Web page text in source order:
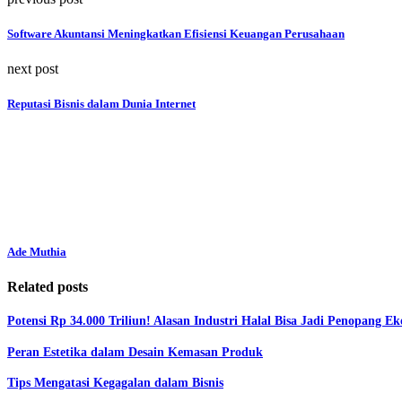
Software Akuntansi Meningkatkan Efisiensi Keuangan Perusahaan
next post
Reputasi Bisnis dalam Dunia Internet
Ade Muthia
Related posts
Potensi Rp 34.000 Triliun! Alasan Industri Halal Bisa Jadi Penopang
Peran Estetika dalam Desain Kemasan Produk
Tips Mengatasi Kegagalan dalam Bisnis